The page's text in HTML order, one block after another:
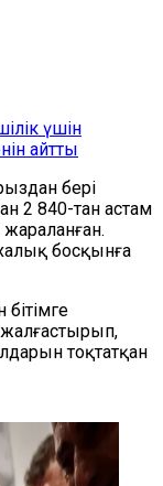
үшін
айтты
бері
2 840-тан астам
босқынға
бітімге
тоқтатқан